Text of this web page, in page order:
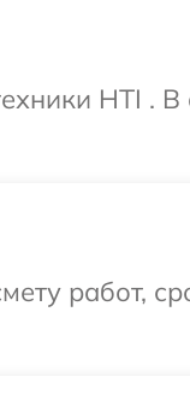
HTI .
работ,